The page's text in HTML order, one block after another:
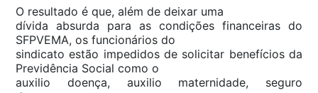
O resultado é que, além de deixar uma
dívida absurda para as condições financeiras do
SFPVEMA, os funcionários do
sindicato estão impedidos de solicitar benefícios da
Previdência Social como o
auxilio doença, auxilio maternidade, seguro